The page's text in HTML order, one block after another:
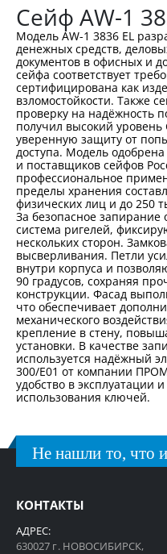
Сейф AW-1
Модель AW-1 3836 EL
денежных средств,
документов в офисных и
сейфа соответствует
сертифицирована как
взломостойкости. Также
проверку на надёжность
получил высокий уровень
уверенную защиту от
доступа. Модель
и поставщиков сейфов
профессиональное
пределы хранения
физических лиц и до 250
За безопасное запирание
система ригелей,
нескольких сторон.
высверливания. Петли
внутри корпуса и
90 градусов, сохраняя
конструкции. Фасад
что обеспечивает
механического
крепление в стену,
установки. В качестве
используется надёжный
300/Е01 от компании
удобство в эксплуатации
использования ключей.
Не нашли то, что
КОНТАКТЫ
АДРЕС:
630027 г. НОВОСИБИРСК,